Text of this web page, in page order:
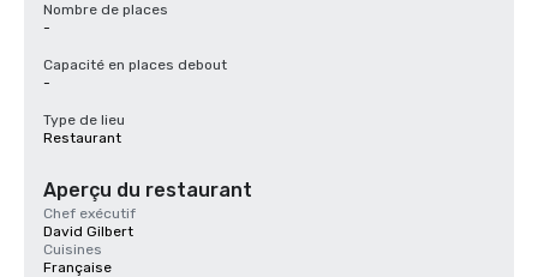
Nombre de places
-
Capacité en places debout
-
Type de lieu
Restaurant
Aperçu du restaurant
Chef exécutif
David Gilbert
Cuisines
Française